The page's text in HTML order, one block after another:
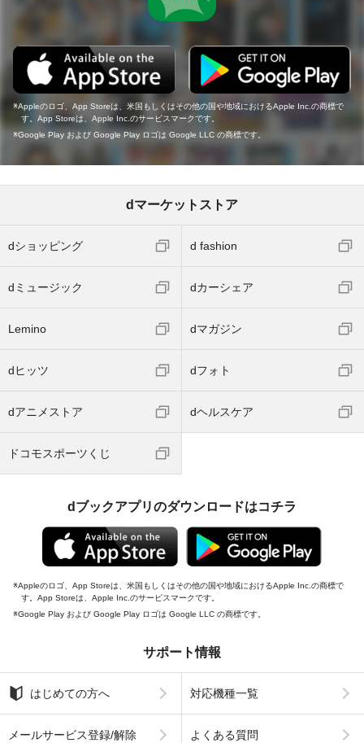
Appleのロゴ、App Storeは、米国もしくはその他の国や地域におけるApple Inc.の商標で
す。App Storeは、Apple Inc.のサービスマークです。
Google Play および Google Play ロゴは Google LLC の商標です。
dマーケットストア
dショッピング d fashion
dミュージック dカーシェア
Lemino dマガジン
dヒッツ dフォト
dアニメストア dヘルスケア
ドコモスポーツくじ
dブックアプリのダウンロードはコチラ
Appleのロゴ、App Storeは、米国もしくはその他の国や地域におけるApple Inc.の商標で
す。App Storeは、Apple Inc.のサービスマークです。
Google Play および Google Play ロゴは Google LLC の商標です。
サポート情報
はじめての方へ 対応機種一覧
メールサービス登録/解除 よくある質問